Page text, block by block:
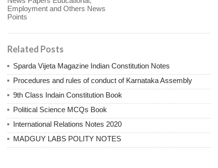
Employment and Others News
Points
Related Posts
Sparda Vijeta Magazine Indian Constitution Notes
Procedures and rules of conduct of Karnataka Assembly
9th Class Indain Constitution Book
Political Science MCQs Book
International Relations Notes 2020
MADGUY LABS POLITY NOTES